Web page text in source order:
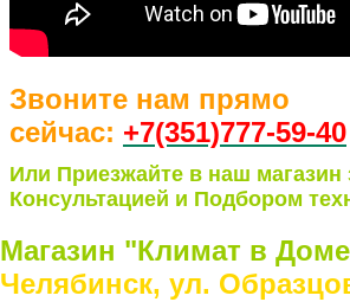
Звоните нам прямо
сейчас: +7(351)777-59-40
Или Приезжайте в наш магазин
Консультацией и Подбором
Магазин "Климат в
Челябинск, ул.